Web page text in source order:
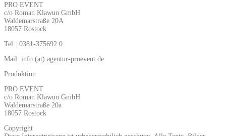
PRO EVENT
c/o Roman Klawun GmbH
Waldemarstraße 20A
18057 Rostock
Tel.: 0381-375692 0
Mail: info (at) agentur-proevent.de
Produktion
PRO EVENT
c/o Roman Klawun GmbH
Waldemarstraße 20a
18057 Rostock
Copyright